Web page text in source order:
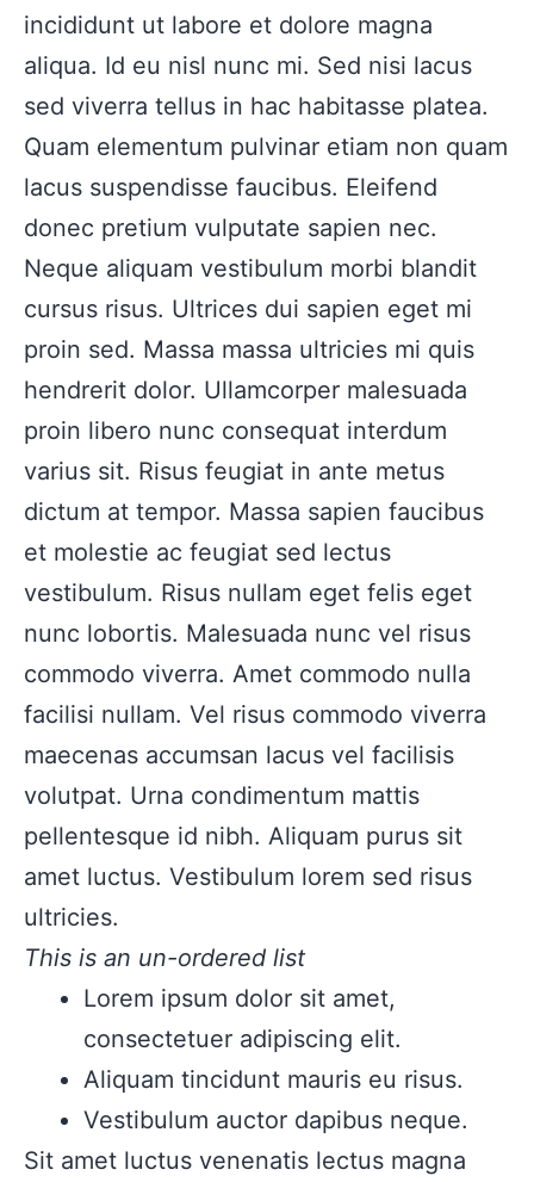
incididunt ut labore et dolore magna
aliqua. Id eu nisl nunc mi. Sed nisi lacus
sed viverra tellus in hac habitasse platea.
Quam elementum pulvinar etiam non quam
lacus suspendisse faucibus. Eleifend
donec pretium vulputate sapien nec.
Neque aliquam vestibulum morbi blandit
cursus risus. Ultrices dui sapien eget mi
proin sed. Massa massa ultricies mi quis
hendrerit dolor. Ullamcorper malesuada
proin libero nunc consequat interdum
varius sit. Risus feugiat in ante metus
dictum at tempor. Massa sapien faucibus
et molestie ac feugiat sed lectus
vestibulum. Risus nullam eget felis eget
nunc lobortis. Malesuada nunc vel risus
commodo viverra. Amet commodo nulla
facilisi nullam. Vel risus commodo viverra
maecenas accumsan lacus vel facilisis
volutpat. Urna condimentum mattis
pellentesque id nibh. Aliquam purus sit
amet luctus. Vestibulum lorem sed risus
ultricies.
This is an un-ordered list
Lorem ipsum dolor sit amet,
consectetuer adipiscing elit.
Aliquam tincidunt mauris eu risus.
Vestibulum auctor dapibus neque.
Sit amet luctus venenatis lectus magna